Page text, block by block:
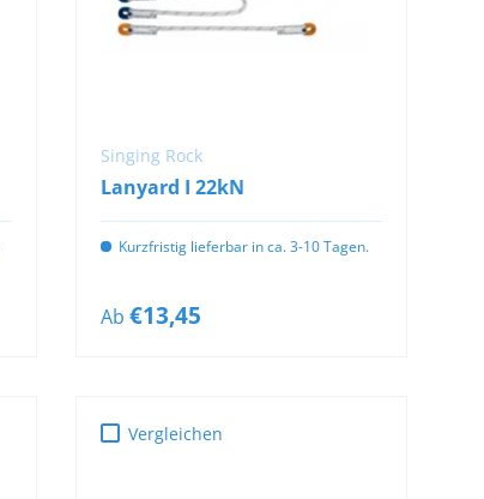
Singing Rock
Lanyard I 22kN
Kurzfristig lieferbar in ca. 3-10 Tagen.
Ab €13,45
Vergleichen